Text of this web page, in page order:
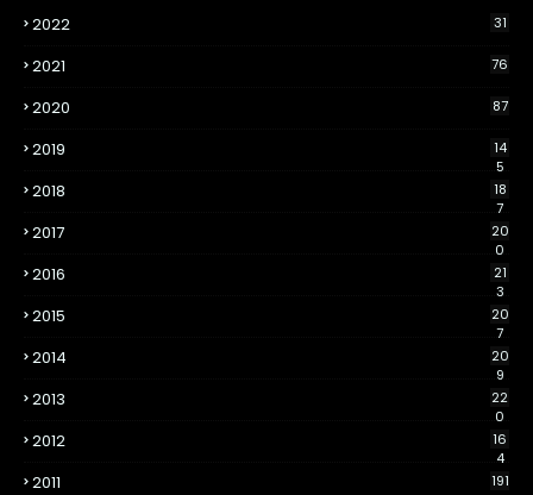
2022 31
2021 76
2020 87
2019
14
5
2018
18
7
2017
20
0
2016
21
3
2015
20
7
2014
20
9
2013
22
0
2012
16
4
2011 191